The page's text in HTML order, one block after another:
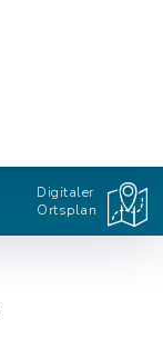
Digitaler
Ortsplan